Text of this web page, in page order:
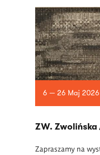
6 — 26 Maj 2026
ZW.
Zapraszamy na